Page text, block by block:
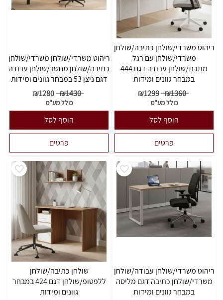
ריהוט משרדי/שולחן כתיבה/שולחן
משרדי/שולחן עם רגל
מתכת/שולחן עבודה דגם 444
במבחר גוונים ומידות
₪1360
₪1299
כולל מע"מ
הוסף לסל
פרטים
ריהוט משרדי/שולחן משרדי/שולחן
כתיבה/שולחן מחשב/שולחן עבודה
דגם ניצן 53 במבחר גוונים ומידות
₪1430
₪1280
כולל מע"מ
הוסף לסל
פרטים
ריהוט משרדי/שולחן עבודה/שולחן
משרדי/שולחן כתיבה דגם מליסה
במבחר גוונים ומידות
שולחן כתיבה/שולחן
ללפטופ/שולחן דגם 424 במבחר
גוונים ומידות